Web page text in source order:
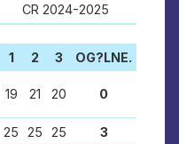
CR 2024-2025
1 2 3
OG?LNE.
19 21 20 0
25 25 25 3